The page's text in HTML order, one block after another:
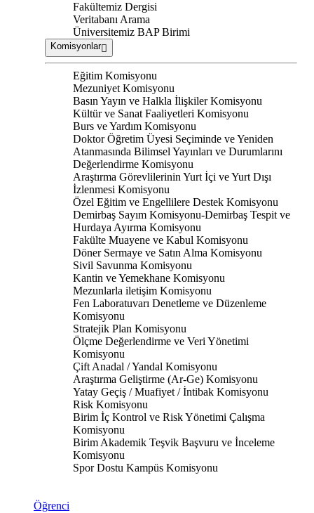
Fakültemiz Dergisi
Veritabanı Arama
Üniversitemiz BAP Birimi
Komisyonlar
Eğitim Komisyonu
Mezuniyet Komisyonu
Basın Yayın ve Halkla İlişkiler Komisyonu
Kültür ve Sanat Faaliyetleri Komisyonu
Burs ve Yardım Komisyonu
Doktor Öğretim Üyesi Seçiminde ve Yeniden
Atanmasında Bilimsel Yayınları ve Durumlarını
Değerlendirme Komisyonu
Araştırma Görevlilerinin Yurt İçi ve Yurt Dışı
İzlenmesi Komisyonu
Özel Eğitim ve Engellilere Destek Komisyonu
Demirbaş Sayım Komisyonu-Demirbaş Tespit ve
Hurdaya Ayırma Komisyonu
Fakülte Muayene ve Kabul Komisyonu
Döner Sermaye ve Satın Alma Komisyonu
Sivil Savunma Komisyonu
Kantin ve Yemekhane Komisyonu
Mezunlarla iletişim Komisyonu
Fen Laboratuvarı Denetleme ve Düzenleme
Komisyonu
Stratejik Plan Komisyonu
Ölçme Değerlendirme ve Veri Yönetimi
Komisyonu
Çift Anadal / Yandal Komisyonu
Araştırma Geliştirme (Ar-Ge) Komisyonu
Yatay Geçiş / Muafiyet / İntibak Komisyonu
Risk Komisyonu
Birim İç Kontrol ve Risk Yönetimi Çalışma
Komisyonu
Birim Akademik Teşvik Başvuru ve İnceleme
Komisyonu
Spor Dostu Kampüs Komisyonu
Öğrenci